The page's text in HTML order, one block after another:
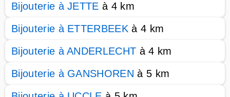
Bijouterie à JETTE à 4 km
Bijouterie à ETTERBEEK à 4 km
Bijouterie à ANDERLECHT à 4 km
Bijouterie à GANSHOREN à 5 km